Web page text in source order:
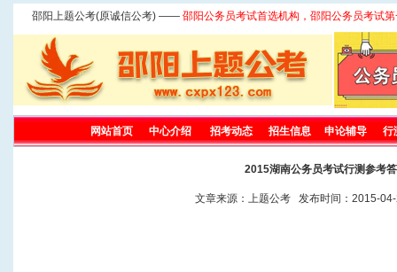
邵阳上题公考(原诚信公考) —— 邵阳公务员考试首选机构，邵阳公务员考试
网站首页 中心介绍 招考动态 招生信息 申论辅导 行
2015湖南公务员考试行测参考
文章来源：上题公考 发布时间：2015-